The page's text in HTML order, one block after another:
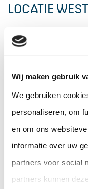
Wij maken gebruik
We gebruiken
personaliseren, om
en om ons
informatie over uw
partners voor social
partners kunnen
LOCATIE
Bedrijvenpark
de entrees naar
gebied zijn
een hotel
minuten rijafstand.